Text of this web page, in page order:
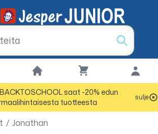
saat -20% edun
tuotteesta
sulje
/ Jonathan